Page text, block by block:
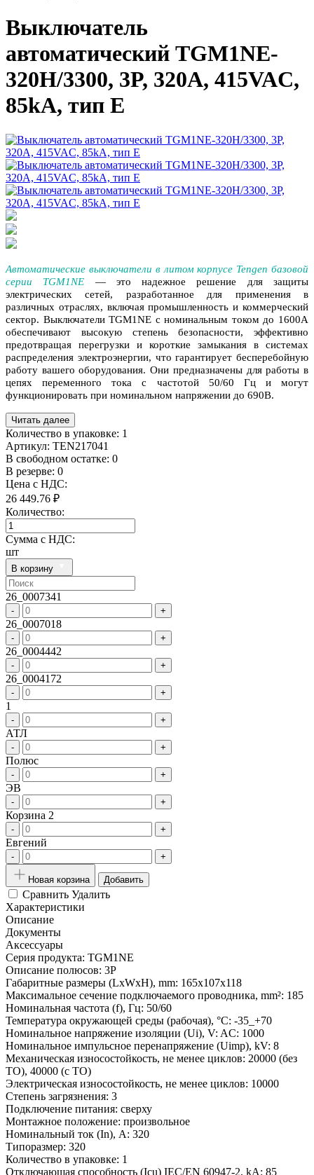
Выключатель
автоматический TGM1NE-
320H/3300, 3P, 320A, 415VAC,
85kA, тип E
Автоматические выключатели в литом корпусе Tengen базовой
серии TGM1NE — это надежное решение для защиты
электрических сетей, разработанное для применения в
различных отраслях, включая промышленность и коммерческий
сектор. Выключатели TGM1NE с номинальным током до 1600A
обеспечивают высокую степень безопасности, эффективно
предотвращая перегрузки и короткие замыкания в системах
распределения электроэнергии, что гарантирует бесперебойную
работу вашего оборудования. Они предназначены для работы в
цепях переменного тока с частотой 50/60 Гц и могут
функционировать при номинальном напряжении до 690В.
Читать далее
Количество в упаковке: 1
Артикул: TEN217041
В свободном остатке: 0
В резерве: 0
Цена с НДС:
26 449.76 ₽
Количество:
Сумма с НДС:
шт
В корзину
26_0007341
- +
26_0007018
- +
26_0004442
- +
26_0004172
- +
1
- +
АТЛ
- +
Полюс
- +
ЭВ
- +
Корзина 2
- +
Евгений
- +
Новая корзина Добавить
Сравнить Удалить
Характеристики
Описание
Документы
Аксессуары
Серия продукта: TGM1NE
Описание полюсов: 3P
Габаритные размеры (LxWxH), mm: 165x107x118
Максимальное сечение подключаемого проводника, mm²: 185
Номинальная частота (f), Гц: 50/60
Температура окружающей среды (рабочая), °С: -35_+70
Номинальное напряжение изоляции (Ui), V: AC: 1000
Номинальное импульсное перенапряжение (Uimp), kV: 8
Механическая износостойкость, не менее циклов: 20000 (без
ТО), 40000 (c ТО)
Электрическая износостойкость, не менее циклов: 10000
Степень загрязнения: 3
Подключение питания: сверху
Монтажное положение: произвольное
Номинальный ток (In), A: 320
Типоразмер: 320
Количество в упаковке: 1
Отключающая способность (Icu) IEC/EN 60947-2, kA: 85